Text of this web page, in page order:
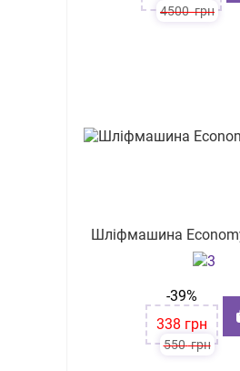
4500грн
Шліфмашина
550грн
-39%
338 грн